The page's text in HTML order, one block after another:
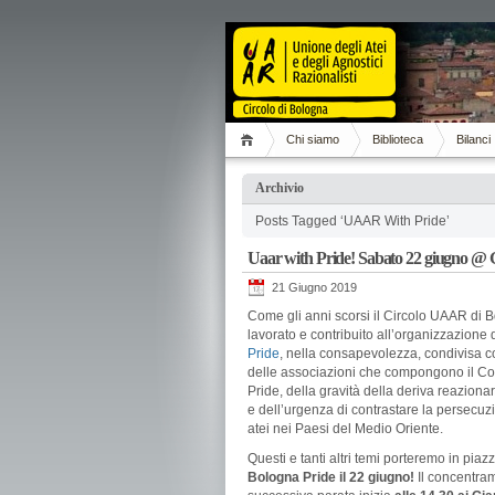
Chi siamo Biblioteca Bilanci
Archivio
Posts Tagged ‘UAAR With Pride’
Uaar with Pride! Sabato 22 giugno
21 Giugno 2019
Come gli anni scorsi il Circolo UAAR di
lavorato e contribuito all’organizzazione
Pride, nella consapevolezza, condivisa
delle associazioni che compongono il
Pride, della gravità della deriva
e dell’urgenza di contrastare la
atei nei Paesi del Medio Oriente.
Questi e tanti altri temi porteremo in
Bologna Pride il 22 giugno! Il